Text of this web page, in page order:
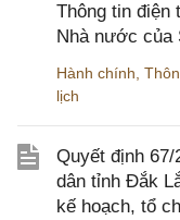
Thông tin điện
Nhà nước của
Hành chính
lịch
Quyết định
dân tỉnh Đắk
kế hoạch, tổ